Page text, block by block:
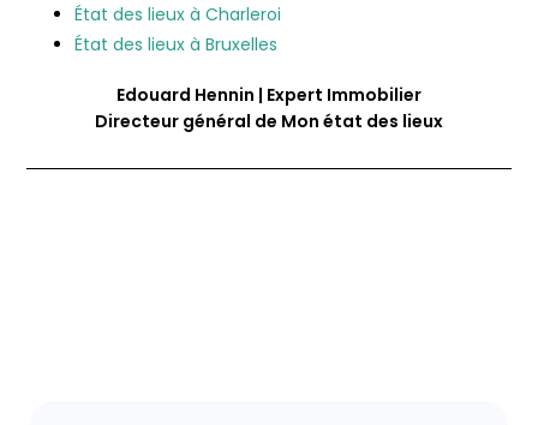
État des lieux à Charleroi
État des lieux à Bruxelles
Edouard Hennin | Expert Immobilier
Directeur général de Mon état des lieux